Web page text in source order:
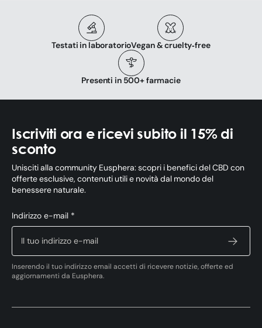
Testati in laboratorioVegan & cruelty‑free
Presenti in 500+ farmacie
Iscriviti ora e ricevi subito il 15% di
sconto
Unisciti alla community Eusphera: scopri i benefici del CBD con
offerte esclusive, contenuti utili e novità dal mondo del
benessere naturale.
Indirizzo e-mail *
Inserendo il tuo indirizzo email accetti di ricevere notizie, offerte ed
aggiornamenti da Eusphera.